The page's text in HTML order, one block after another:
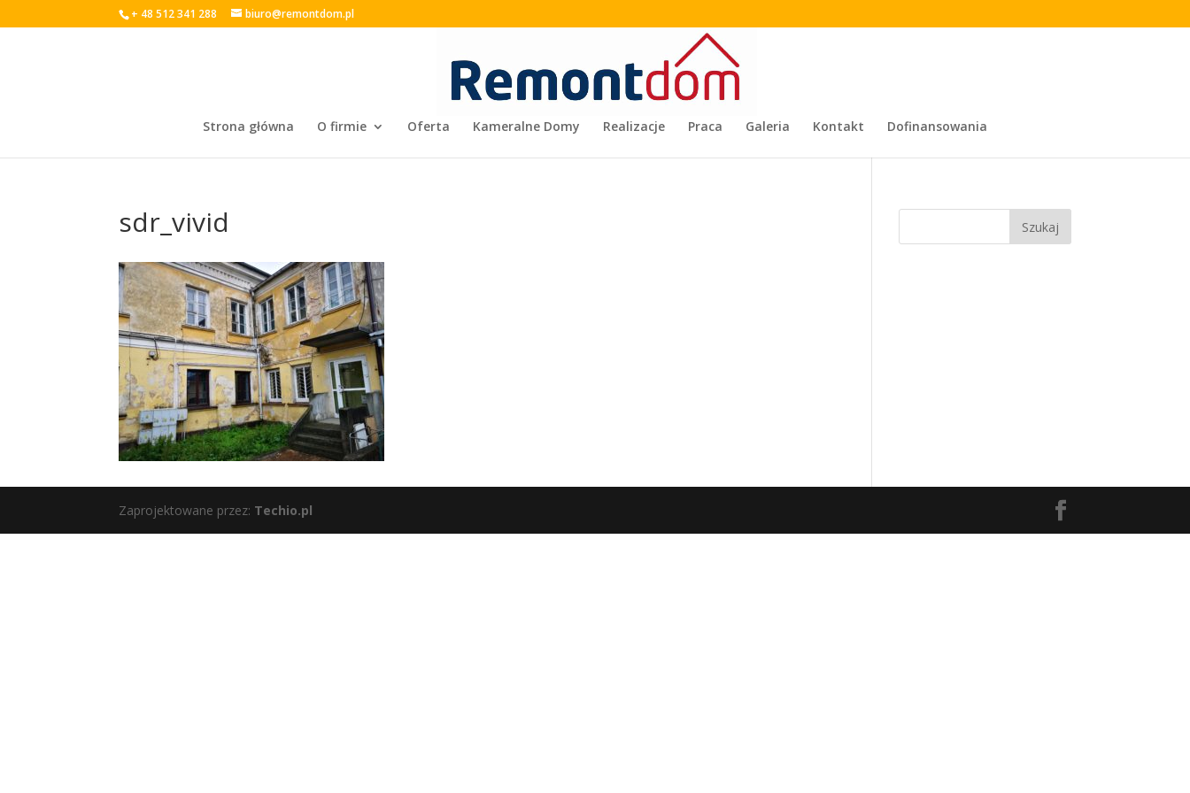
+ 48 512 341 288 biuro@remontdom.pl
Strona główna O firmie Oferta Kameralne Domy Realizacje Praca Galeria Kontakt Dofinansowania
sdr_vivid
Zaprojektowane przez: Techio.pl